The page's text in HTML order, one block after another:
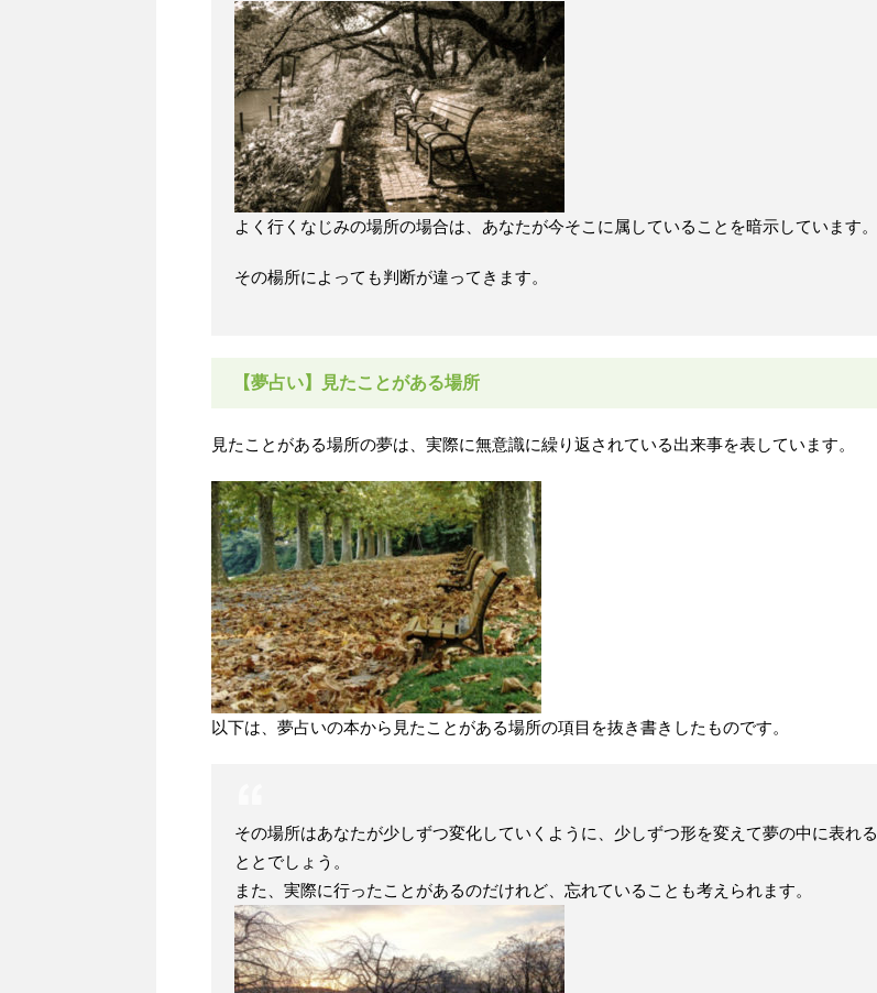
よく行くなじみの場所の場合は、あなたが今そこに属していることを暗示しています。
その楊所によっても判断が違ってきます。
【夢占い】見たことがある場所
見たことがある場所の夢は、実際に無意識に繰り返されている出来事を表しています。
以下は、夢占いの本から見たことがある場所の項目を抜き書きしたものです。
その場所はあなたが少しずつ変化していくように、少しずつ形を変えて夢の中に表れる
ととでしょう。
また、実際に行ったことがあるのだけれど、忘れていることも考えられます。